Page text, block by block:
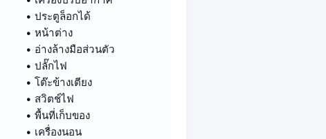
• ประตูล็อกได้
• หน้าต่าง
• อ่างล้างมือส่วนตัว
• ปลั๊กไฟ
• โต๊ะข้างเตียง
• สวิตช์ไฟ
• พื้นที่เก็บของ
• เครื่องนอน